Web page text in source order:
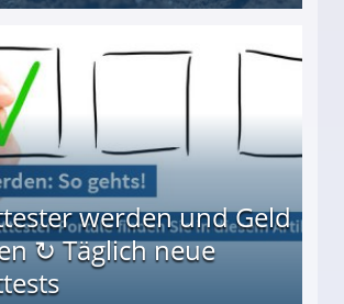
werden und Geld
↻ Täglich neue